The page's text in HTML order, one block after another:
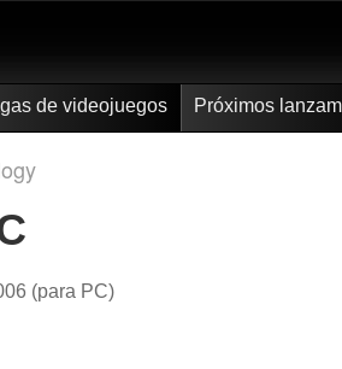
de videojuegos Próximos
(para PC)